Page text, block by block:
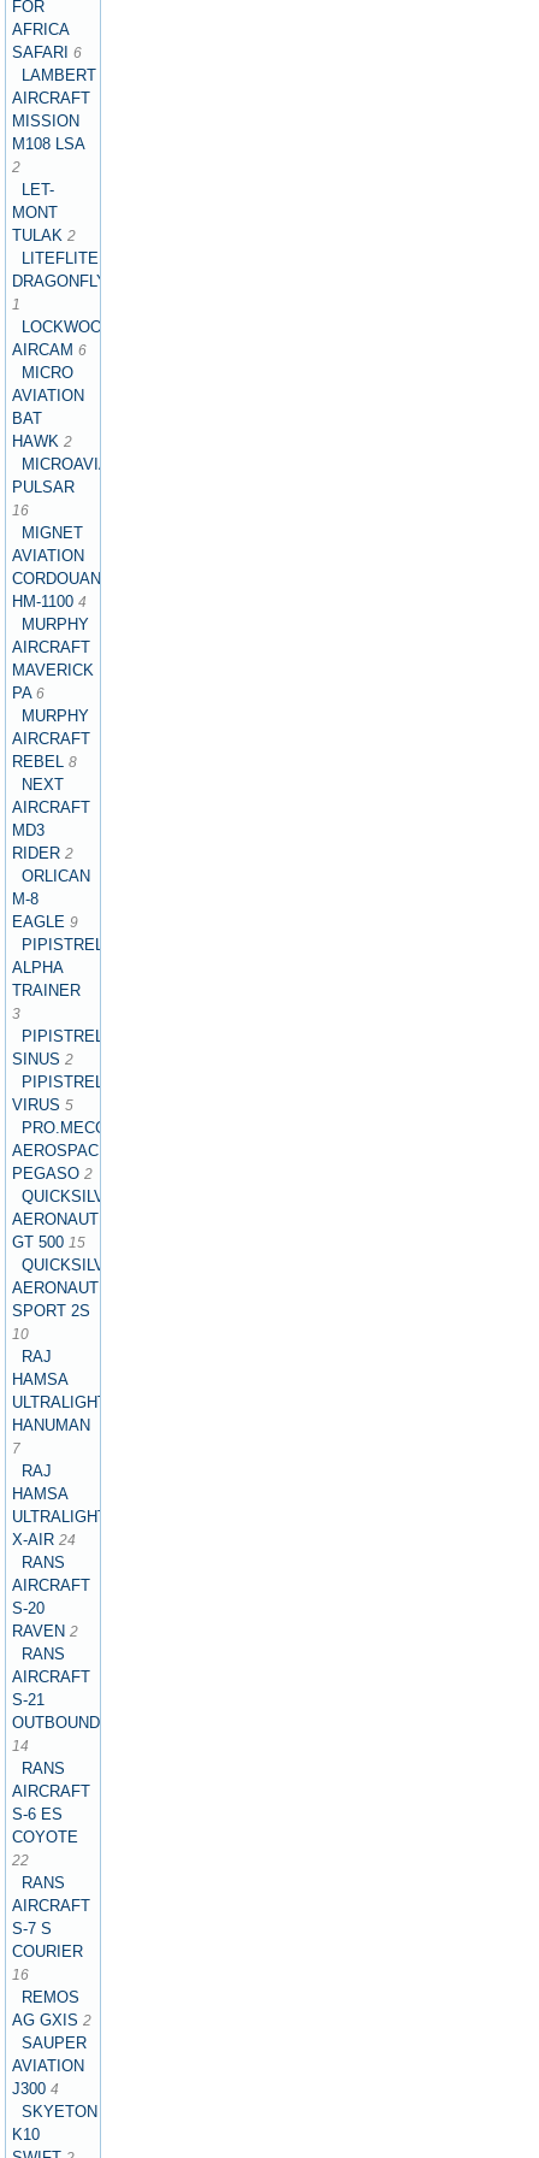
FOR
AFRICA
SAFARI
6
LAMBERT
AIRCRAFT
MISSION
M108 LSA
2
LET-
MONT
TULAK 2
LITEFLITE
DRAGONFLY
1
LOCKWOOD
AIRCAM6
MICRO
AVIATION
BAT
HAWK 2
MICROAVIATION
PULSAR
16
MIGNET
AVIATION
CORDOUAN
HM-1100 4
MURPHY
AIRCRAFT
MAVERICK
PA 6
MURPHY
AIRCRAFT
REBEL 8
NEXT
AIRCRAFT
MD3
RIDER 2
ORLICAN
M-8
EAGLE 9
PIPISTREL
ALPHA
TRAINER
3
PIPISTREL
SINUS 2
PIPISTREL
VIRUS 5
PRO.MECC
AEROSPACE
PEGASO2
QUICKSILVER
AERONAUTICS
GT 500 15
QUICKSILVER
AERONAUTICS
SPORT 2S
10
RAJ
HAMSA
ULTRALIGHTS
HANUMAN
7
RAJ
HAMSA
ULTRALIGHTS
X-AIR 24
RANS
AIRCRAFT
S-20
RAVEN 2
RANS
AIRCRAFT
S-21
OUTBOUND
14
RANS
AIRCRAFT
S-6 ES
COYOTE
22
RANS
AIRCRAFT
S-7 S
COURIER
16
REMOS
AG GXIS 2
SAUPER
AVIATION
J300 4
SKYETON
K10